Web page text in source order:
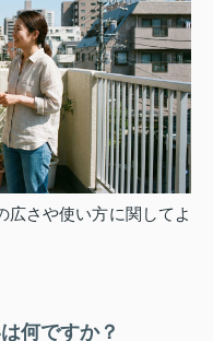
広さや使い方に関してよ
何ですか？